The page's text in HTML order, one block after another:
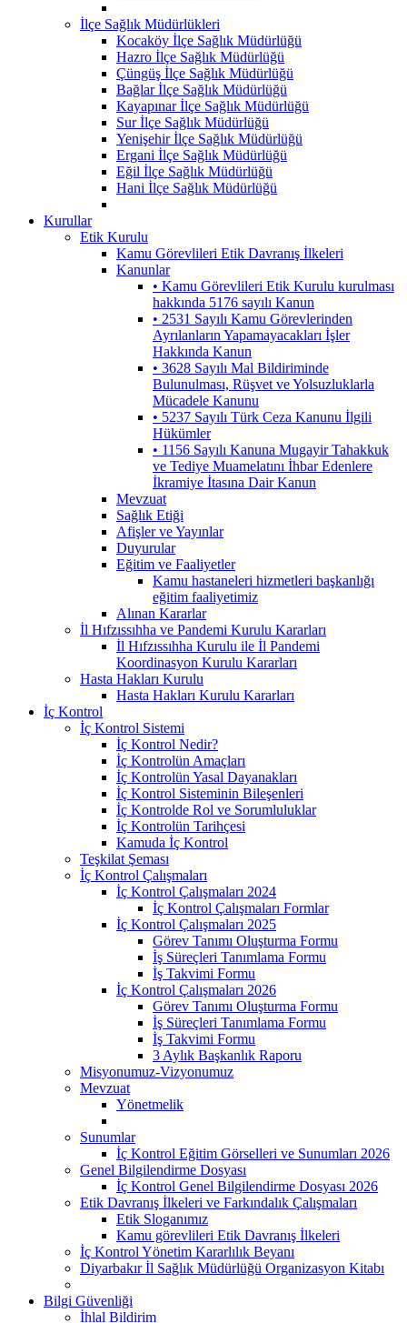
İlçe Sağlık Müdürlükleri
Kocaköy İlçe Sağlık Müdürlüğü
Hazro İlçe Sağlık Müdürlüğü
Çüngüş İlçe Sağlık Müdürlüğü
Bağlar İlçe Sağlık Müdürlüğü
Kayapınar İlçe Sağlık Müdürlüğü
Sur İlçe Sağlık Müdürlüğü
Yenişehir İlçe Sağlık Müdürlüğü
Ergani İlçe Sağlık Müdürlüğü
Eğil İlçe Sağlık Müdürlüğü
Hani İlçe Sağlık Müdürlüğü
Kurullar
Etik Kurulu
Kamu Görevlileri Etik Davranış İlkeleri
Kanunlar
• Kamu Görevlileri Etik Kurulu kurulması
hakkında 5176 sayılı Kanun
• 2531 Sayılı Kamu Görevlerinden
Ayrılanların Yapamayacakları İşler
Hakkında Kanun
• 3628 Sayılı Mal Bildiriminde
Bulunulması, Rüşvet ve Yolsuzluklarla
Mücadele Kanunu
• 5237 Sayılı Türk Ceza Kanunu İlgili
Hükümler
• 1156 Sayılı Kanuna Mugayir Tahakkuk
ve Tediye Muamelatını İhbar Edenlere
İkramiye İtasına Dair Kanun
Mevzuat
Sağlık Etiği
Afişler ve Yayınlar
Duyurular
Eğitim ve Faaliyetler
Kamu hastaneleri hizmetleri başkanlığı
eğitim faaliyetimiz
Alınan Kararlar
İl Hıfzıssıhha ve Pandemi Kurulu Kararları
İl Hıfzıssıhha Kurulu ile İl Pandemi
Koordinasyon Kurulu Kararları
Hasta Hakları Kurulu
Hasta Hakları Kurulu Kararları
İç Kontrol
İç Kontrol Sistemi
İç Kontrol Nedir?
İç Kontrolün Amaçları
İç Kontrolün Yasal Dayanakları
İç Kontrol Sisteminin Bileşenleri
İç Kontrolde Rol ve Sorumluluklar
İç Kontrolün Tarihçesi
Kamuda İç Kontrol
Teşkilat Şeması
İç Kontrol Çalışmaları
İç Kontrol Çalışmaları 2024
İç Kontrol Çalışmaları Formlar
İç Kontrol Çalışmaları 2025
Görev Tanımı Oluşturma Formu
İş Süreçleri Tanımlama Formu
İş Takvimi Formu
İç Kontrol Çalışmaları 2026
Görev Tanımı Oluşturma Formu
İş Süreçleri Tanımlama Formu
İş Takvimi Formu
3 Aylık Başkanlık Raporu
Misyonumuz-Vizyonumuz
Mevzuat
Yönetmelik
Sunumlar
İç Kontrol Eğitim Görselleri ve Sunumları 2026
Genel Bilgilendirme Dosyası
İç Kontrol Genel Bilgilendirme Dosyası 2026
Etik Davranış İlkeleri ve Farkındalık Çalışmaları
Etik Sloganımız
Kamu görevlileri Etik Davranış İlkeleri
İç Kontrol Yönetim Kararlılık Beyanı
Diyarbakır İl Sağlık Müdürlüğü Organizasyon Kitabı
Bilgi Güvenliği
İhlal Bildirim